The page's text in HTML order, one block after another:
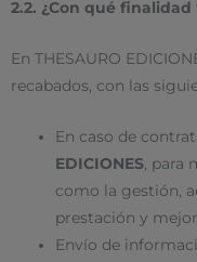
2.2. ¿Con qué
En THESAURO
recabados, con las
En caso de
EDICIONES ,
como la gestión,
prestación y
Envío de